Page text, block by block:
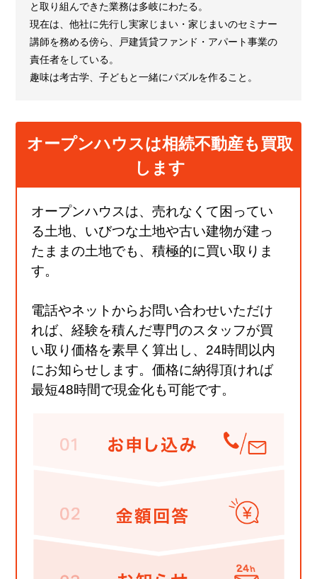
と取り組んできた業務は多岐にわたる。
現在は、他社に先行し実家じまい・家じまいのセミナー
講師を務める傍ら、戸建賃貸ファンド・アパート事業の
責任者をしている。
趣味は考古学、子どもと一緒にパズルを作ること。
オープンハウスは相続不動産も買取
します
オープンハウスは、売れなくて困ってい
る土地、いびつな土地や古い建物が建っ
たままの土地でも、積極的に買い取りま
す。
電話やネットからお問い合わせいただけ
れば、経験を積んだ専門のスタッフが買
い取り価格を素早く算出し、24時間以内
にお知らせします。価格に納得頂ければ
最短48時間で現金化も可能です。